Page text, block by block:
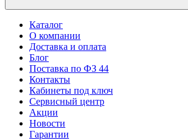
Каталог
О компании
Доставка и оплата
Блог
Поставка по ФЗ 44
Контакты
Кабинеты под ключ
Сервисный центр
Акции
Новости
Гарантии